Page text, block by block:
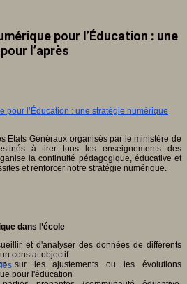
pour l’Éducation : une
l’après
Etats Généraux organisés par le ministère de
à tirer tous les enseignements des
la continuité pédagogique, éducative et
et renforcer notre stratégie numérique.
dans l’école
et d'analyser des données de différents
constat objectif
sur les ajustements ou les évolutions
pour l'éducation